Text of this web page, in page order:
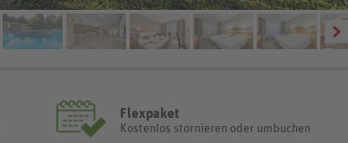
Flexpaket
Kostenlos stornieren oder umbuchen